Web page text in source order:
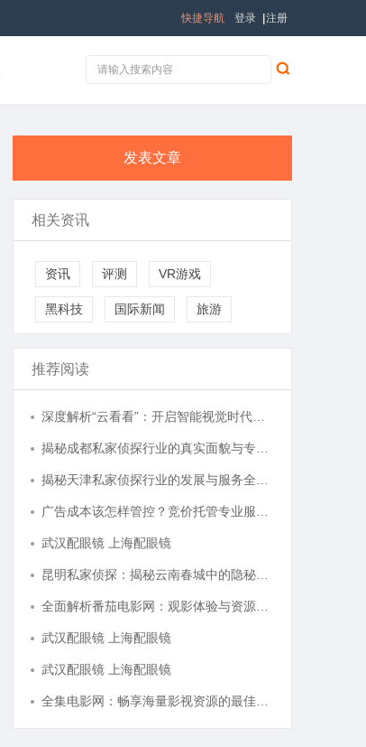
登录 注册
快捷导航
发表文章
相关资讯
资讯 评测 VR游戏
黑科技 国际新闻 旅游
推荐阅读
武汉配眼镜 上海配眼镜
武汉配眼镜 上海配眼镜
武汉配眼镜 上海配眼镜